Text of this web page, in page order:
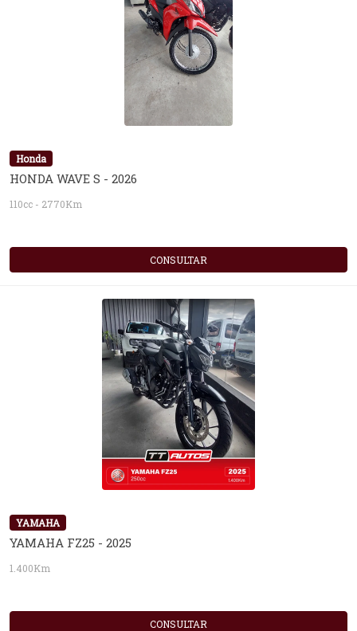
Honda
HONDA WAVE S - 2026
110cc - 2770Km
CONSULTAR
YAMAHA
YAMAHA FZ25 - 2025
1.400Km
CONSULTAR